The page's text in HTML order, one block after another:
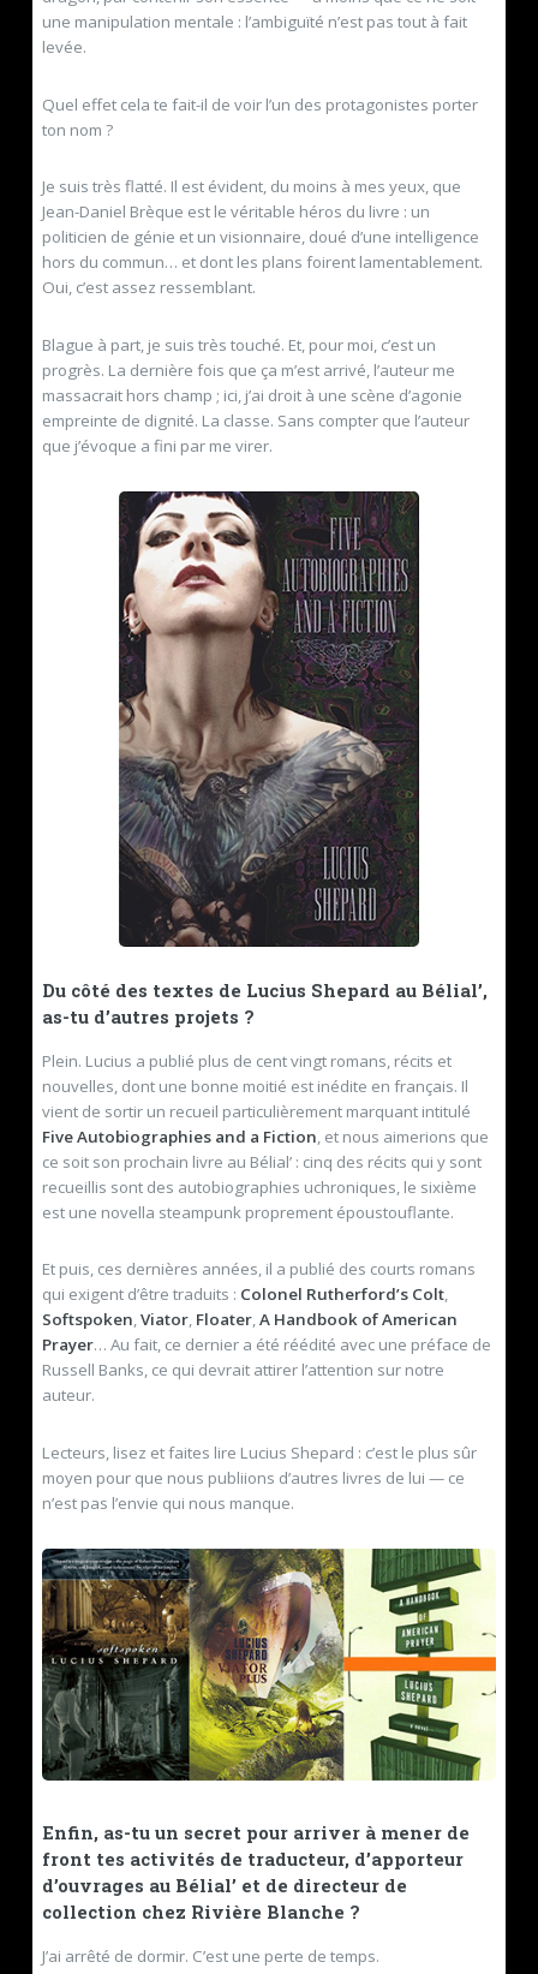
une manipulation mentale : l’ambiguïté n’est pas tout à fait
levée.
Quel effet cela te fait-il de voir l’un des protagonistes porter
ton nom ?
Je suis très flatté. Il est évident, du moins à mes yeux, que
Jean-Daniel Brèque est le véritable héros du livre : un
politicien de génie et un visionnaire, doué d’une intelligence
hors du commun… et dont les plans foirent lamentablement.
Oui, c’est assez ressemblant.
Blague à part, je suis très touché. Et, pour moi, c’est un
progrès. La dernière fois que ça m’est arrivé, l’auteur me
massacrait hors champ ; ici, j’ai droit à une scène d’agonie
empreinte de dignité. La classe. Sans compter que l’auteur
que j’évoque a fini par me virer.
Du côté des textes de Lucius Shepard au Bélial’,
as-tu d’autres projets ?
Plein. Lucius a publié plus de cent vingt romans, récits et
nouvelles, dont une bonne moitié est inédite en français. Il
vient de sortir un recueil particulièrement marquant intitulé
Five Autobiographies and a Fiction, et nous aimerions que
ce soit son prochain livre au Bélial’ : cinq des récits qui y sont
recueillis sont des autobiographies uchroniques, le sixième
est une novella steampunk proprement époustouflante.
Et puis, ces dernières années, il a publié des courts romans
qui exigent d’être traduits : Colonel Rutherford’s Colt,
Softspoken,Viator, Floater,A Handbook of American
Prayer… Au fait, ce dernier a été réédité avec une préface de
Russell Banks, ce qui devrait attirer l’attention sur notre
auteur.
Lecteurs, lisez et faites lire Lucius Shepard : c’est le plus sûr
moyen pour que nous publiions d’autres livres de lui — ce
n’est pas l’envie qui nous manque.
Enfin, as-tu un secret pour arriver à mener de
front tes activités de traducteur, d’apporteur
d’ouvrages au Bélial’ et de directeur de
collection chez Rivière Blanche ?
J’ai arrêté de dormir. C’est une perte de temps.